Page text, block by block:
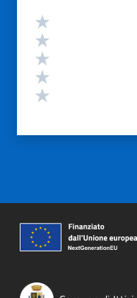
Valutazione